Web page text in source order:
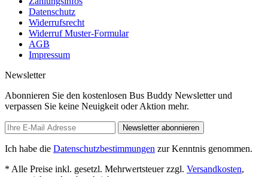
Datenschutz
Widerrufsrecht
Widerruf Muster-Formular
AGB
Impressum
Newsletter
Abonnieren Sie den kostenlosen Bus Buddy Newsletter und
verpassen Sie keine Neuigkeit oder Aktion mehr.
Newsletter abonnieren
Ich habe die Datenschutzbestimmungen zur Kenntnis genommen.
* Alle Preise inkl. gesetzl. Mehrwertsteuer zzgl. Versandkosten,